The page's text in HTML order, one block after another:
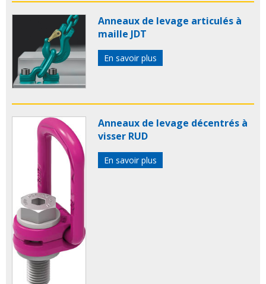
Anneaux de levage articulés à
maille JDT
En savoir plus
Anneaux de levage décentrés à
visser RUD
En savoir plus